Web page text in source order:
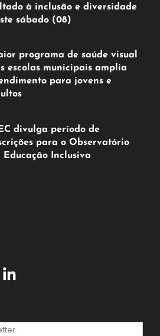
à inclusão e diversidade
sábado (08)
programa de saúde visual
escolas municipais amplia
para jovens e
divulga período de
para o Observatório
Educação Inclusiva